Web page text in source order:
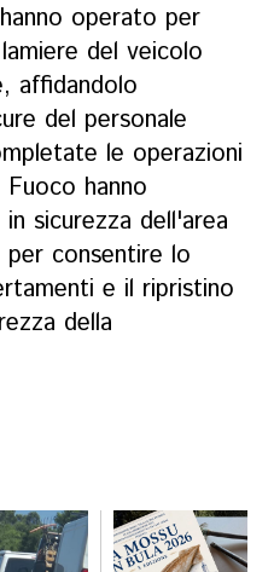
operato per
del veicolo
affidandolo
del personale
le operazioni
hanno
sicurezza dell'area
consentire lo
e il ripristino
della